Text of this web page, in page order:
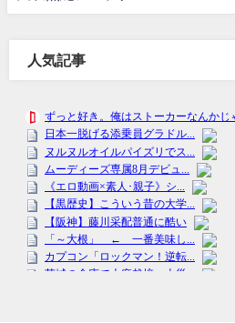
人気記事